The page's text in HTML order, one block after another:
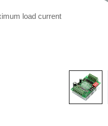
load current